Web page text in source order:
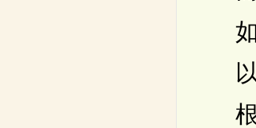
如
以
根